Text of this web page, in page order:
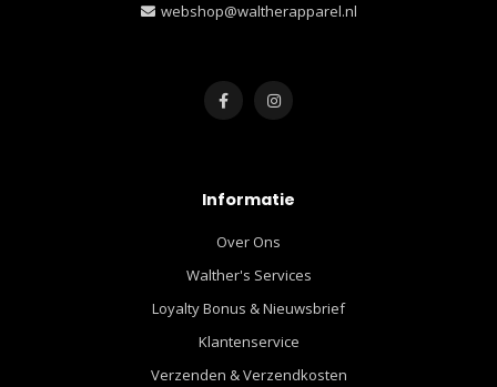
webshop@waltherapparel.nl
Informatie
Over Ons
Walther's Services
Loyalty Bonus & Nieuwsbrief
Klantenservice
Verzenden & Verzendkosten